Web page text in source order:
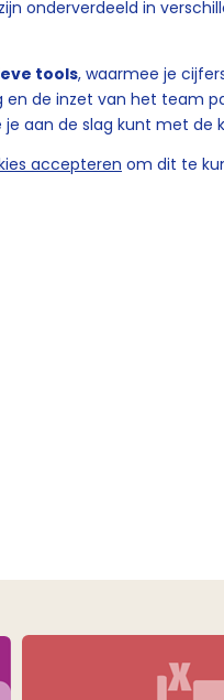
onderverdeeld in
tools, waarmee je
de inzet van het team
aan de slag kunt met de
accepteren om dit te